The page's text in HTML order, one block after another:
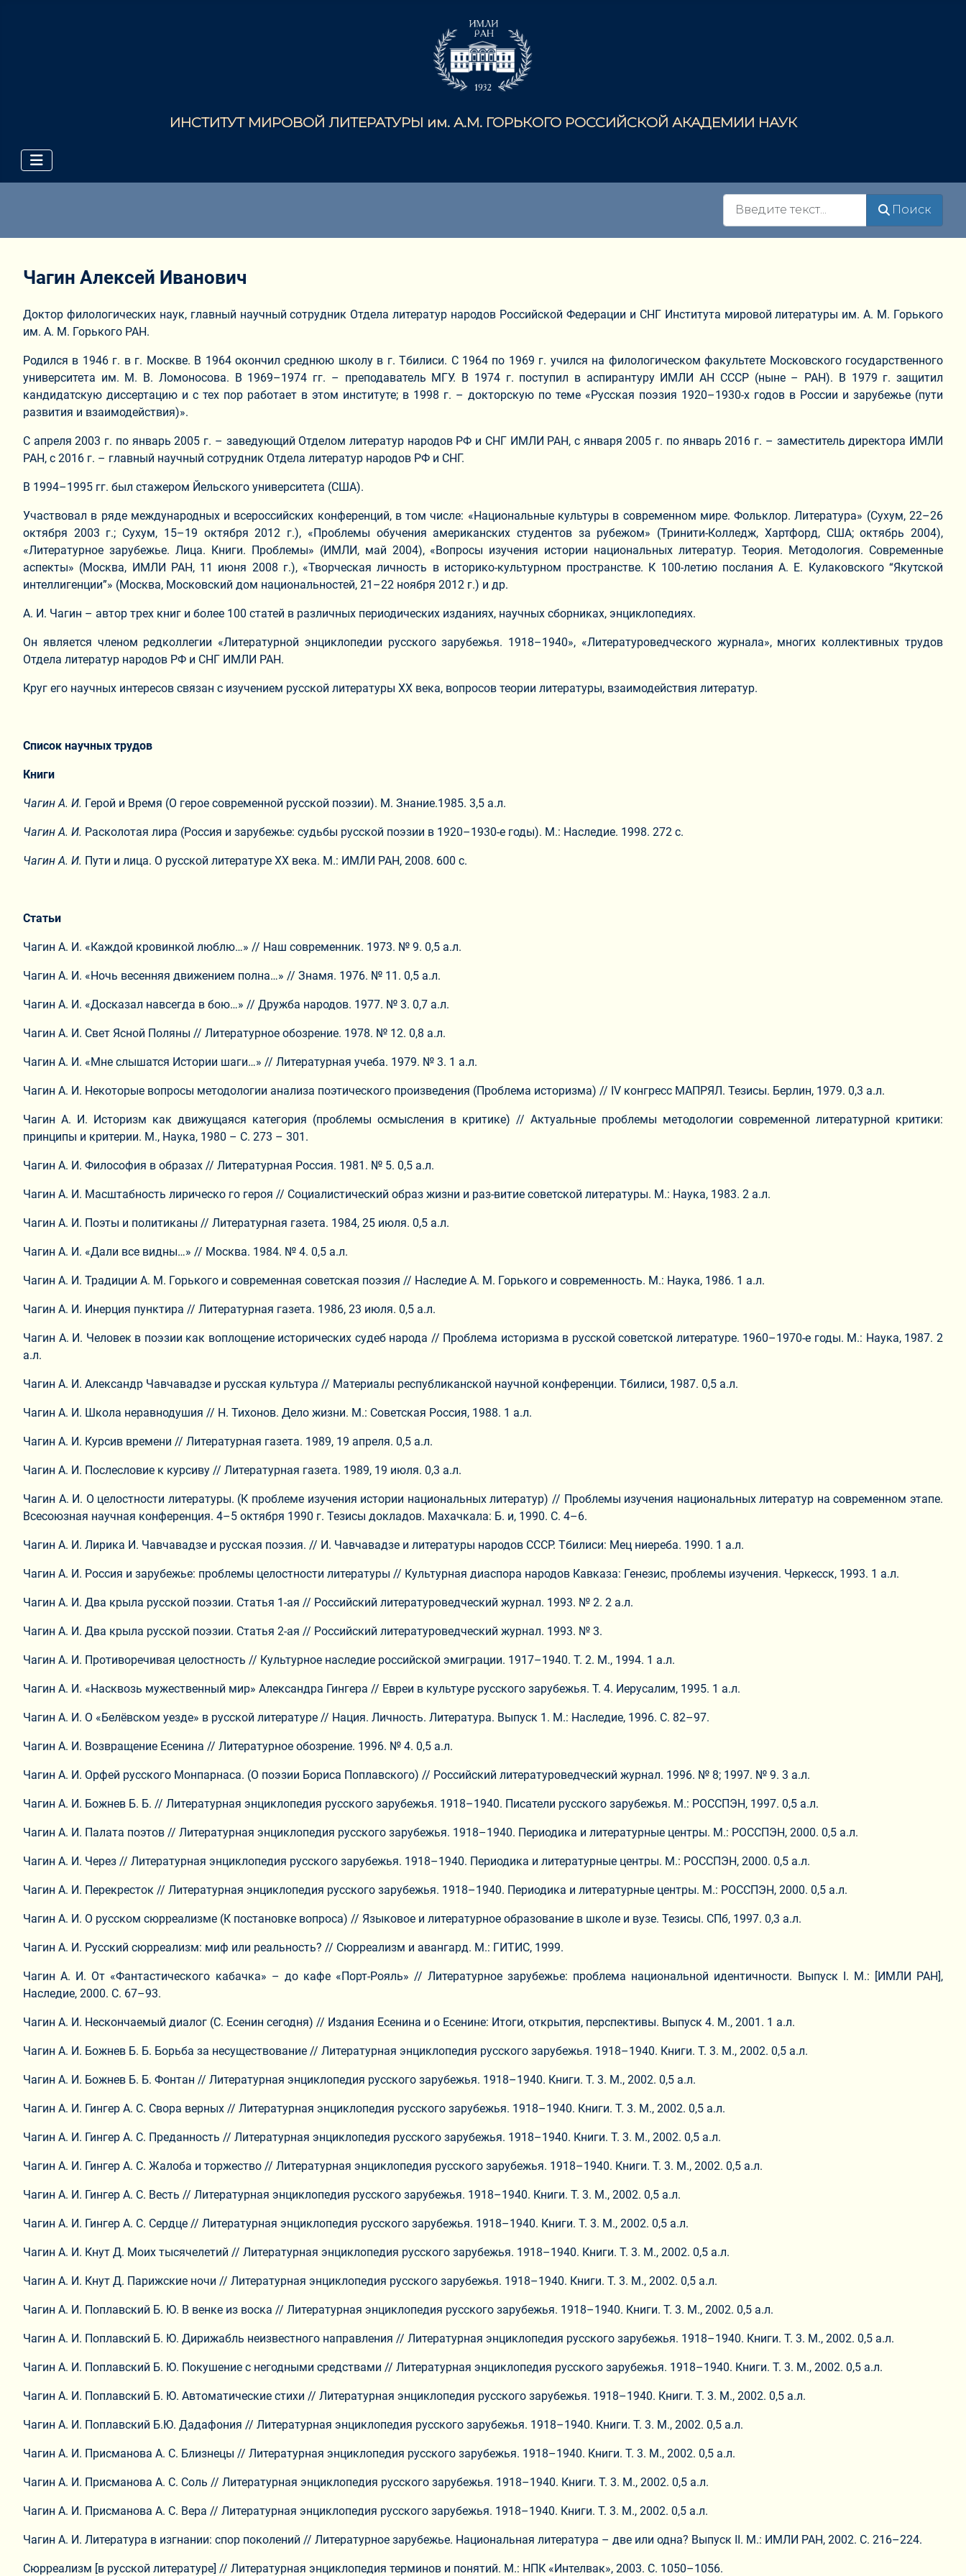
ИНСТИТУТ МИРОВОЙ ЛИТЕРАТУРЫ им. А.М. ГОРЬКОГО РОССИЙСКОЙ АКАДЕМИИ НАУК
Поиск
Чагин Алексей Иванович
Доктор филологических наук, главный научный сотрудник Отдела литератур народов Российской Федерации и СНГ Института мировой литературы им. А. М. Горького
им. А. М. Горького РАН.
Родился в 1946 г. в г. Москве. В 1964 окончил среднюю школу в г. Тбилиси. С 1964 по 1969 г. учился на филологическом факультете Московского государственного
университета им. М. В. Ломоносова. В 1969–1974 гг. – преподаватель МГУ. В 1974 г. поступил в аспирантуру ИМЛИ АН СССР (ныне – РАН). В 1979 г. защитил
кандидатскую диссертацию и с тех пор работает в этом институте; в 1998 г. – докторскую по теме «Русская поэзия 1920–1930-х годов в России и зарубежье (пути
развития и взаимодействия)».
С апреля 2003 г. по январь 2005 г. – заведующий Отделом литератур народов РФ и СНГ ИМЛИ РАН, с января 2005 г. по январь 2016 г. – заместитель директора ИМЛИ
РАН, с 2016 г. – главный научный сотрудник Отдела литератур народов РФ и СНГ.
В 1994–1995 гг. был стажером Йельского университета (США).
Участвовал в ряде международных и всероссийских конференций, в том числе: «Национальные культуры в современном мире. Фольклор. Литература» (Сухум, 22–26
октября 2003 г.; Сухум, 15–19 октября 2012 г.), «Проблемы обучения американских студентов за рубежом» (Тринити-Колледж, Хартфорд, США; октябрь 2004),
«Литературное зарубежье. Лица. Книги. Проблемы» (ИМЛИ, май 2004), «Вопросы изучения истории национальных литератур. Теория. Методология. Современные
аспекты» (Москва, ИМЛИ РАН, 11 июня 2008 г.), «Творческая личность в историко-культурном пространстве. К 100-летию послания А. Е. Кулаковского “Якутской
интеллигенции”» (Москва, Московский дом национальностей, 21–22 ноября 2012 г.) и др.
А. И. Чагин – автор трех книг и более 100 статей в различных периодических изданиях, научных сборниках, энциклопедиях.
Он является членом редколлегии «Литературной энциклопедии русского зарубежья. 1918–1940», «Литературоведческого журнала», многих коллективных трудов
Отдела литератур народов РФ и СНГ ИМЛИ РАН.
Круг его научных интересов связан с изучением русской литературы ХХ века, вопросов теории литературы, взаимодействия литератур.
Список научных трудов
Книги
Чагин А. И. Герой и Время (О герое современной русской поэзии). М. Знание.1985. 3,5 а.л.
Чагин А. И. Расколотая лира (Россия и зарубежье: судьбы русской поэзии в 1920–1930-е годы). М.: Наследие. 1998. 272 с.
Чагин А. И. Пути и лица. О русской литературе ХХ века. М.: ИМЛИ РАН, 2008. 600 с.
Статьи
Чагин А. И. «Каждой кровинкой люблю…» // Наш современник. 1973. № 9. 0,5 а.л.
Чагин А. И. «Ночь весенняя движением полна…» // Знамя. 1976. № 11. 0,5 а.л.
Чагин А. И. «Досказал навсегда в бою…» // Дружба народов. 1977. № 3. 0,7 а.л.
Чагин А. И. Свет Ясной Поляны // Литературное обозрение. 1978. № 12. 0,8 а.л.
Чагин А. И. «Мне слышатся Истории шаги…» // Литературная учеба. 1979. № 3. 1 а.л.
Чагин А. И. Некоторые вопросы методологии анализа поэтического произведения (Проблема историзма) // IV конгресс МАПРЯЛ. Тезисы. Берлин, 1979. 0,3 а.л.
Чагин А. И. Историзм как движущаяся категория (проблемы осмысления в критике) // Актуальные проблемы методологии современной литературной критики:
принципы и критерии. М., Наука, 1980 – С. 273 – 301.
Чагин А. И. Философия в образах // Литературная Россия. 1981. № 5. 0,5 а.л.
Чагин А. И. Масштабность лирическо го героя // Социалистический образ жизни и раз-витие советской литературы. М.: Наука, 1983. 2 а.л.
Чагин А. И. Поэты и политиканы // Литературная газета. 1984, 25 июля. 0,5 а.л.
Чагин А. И. «Дали все видны…» // Москва. 1984. № 4. 0,5 а.л.
Чагин А. И. Традиции А. М. Горького и современная советская поэзия // Наследие А. М. Горького и современность. М.: Наука, 1986. 1 а.л.
Чагин А. И. Инерция пунктира // Литературная газета. 1986, 23 июля. 0,5 а.л.
Чагин А. И. Человек в поэзии как воплощение исторических судеб народа // Проблема историзма в русской советской литературе. 1960–1970-е годы. М.: Наука, 1987. 2
а.л.
Чагин А. И. Александр Чавчавадзе и русская культура // Материалы республиканской научной конференции. Тбилиси, 1987. 0,5 а.л.
Чагин А. И. Школа неравнодушия // Н. Тихонов. Дело жизни. М.: Советская Россия, 1988. 1 а.л.
Чагин А. И. Курсив времени // Литературная газета. 1989, 19 апреля. 0,5 а.л.
Чагин А. И. Послесловие к курсиву // Литературная газета. 1989, 19 июля. 0,3 а.л.
Чагин А. И. О целостности литературы. (К проблеме изучения истории национальных литератур) // Проблемы изучения национальных литератур на современном этапе.
Всесоюзная научная конференция. 4–5 октября 1990 г. Тезисы докладов. Махачкала: Б. и, 1990. С. 4–6.
Чагин А. И. Лирика И. Чавчавадзе и русская поэзия. // И. Чавчавадзе и литературы народов СССР. Тбилиси: Мец ниереба. 1990. 1 а.л.
Чагин А. И. Россия и зарубежье: проблемы целостности литературы // Культурная диаспора народов Кавказа: Генезис, проблемы изучения. Черкесск, 1993. 1 а.л.
Чагин А. И. Два крыла русской поэзии. Статья 1-ая // Российский литературоведческий журнал. 1993. № 2. 2 а.л.
Чагин А. И. Два крыла русской поэзии. Статья 2-ая // Российский литературоведческий журнал. 1993. № 3.
Чагин А. И. Противоречивая целостность // Культурное наследие российской эмиграции. 1917–1940. Т. 2. М., 1994. 1 а.л.
Чагин А. И. «Насквозь мужественный мир» Александра Гингера // Евреи в культуре русского зарубежья. Т. 4. Иерусалим, 1995. 1 а.л.
Чагин А. И. О «Белёвском уезде» в русской литературе // Нация. Личность. Литература. Выпуск 1. М.: Наследие, 1996. С. 82–97.
Чагин А. И. Возвращение Есенина // Литературное обозрение. 1996. № 4. 0,5 а.л.
Чагин А. И. Орфей русского Монпарнаса. (О поэзии Бориса Поплавского) // Российский литературоведческий журнал. 1996. № 8; 1997. № 9. 3 а.л.
Чагин А. И. Божнев Б. Б. // Литературная энциклопедия русского зарубежья. 1918–1940. Писатели русского зарубежья. М.: РОССПЭН, 1997. 0,5 а.л.
Чагин А. И. Палата поэтов // Литературная энциклопедия русского зарубежья. 1918–1940. Периодика и литературные центры. М.: РОССПЭН, 2000. 0,5 а.л.
Чагин А. И. Через // Литературная энциклопедия русского зарубежья. 1918–1940. Периодика и литературные центры. М.: РОССПЭН, 2000. 0,5 а.л.
Чагин А. И. Перекресток // Литературная энциклопедия русского зарубежья. 1918–1940. Периодика и литературные центры. М.: РОССПЭН, 2000. 0,5 а.л.
Чагин А. И. О русском сюрреализме (К постановке вопроса) // Языковое и литературное образование в школе и вузе. Тезисы. СПб, 1997. 0,3 а.л.
Чагин А. И. Русский сюрреализм: миф или реальность? // Сюрреализм и авангард. М.: ГИТИС, 1999.
Чагин А. И. От «Фантастического кабачка» – до кафе «Порт-Рояль» // Литературное зарубежье: проблема национальной идентичности. Выпуск I. М.: [ИМЛИ РАН],
Наследие, 2000. С. 67–93.
Чагин А. И. Нескончаемый диалог (С. Есенин сегодня) // Издания Есенина и о Есенине: Итоги, открытия, перспективы. Выпуск 4. М., 2001. 1 а.л.
Чагин А. И. Божнев Б. Б. Борьба за несуществование // Литературная энциклопедия русского зарубежья. 1918–1940. Книги. Т. 3. М., 2002. 0,5 а.л.
Чагин А. И. Божнев Б. Б. Фонтан // Литературная энциклопедия русского зарубежья. 1918–1940. Книги. Т. 3. М., 2002. 0,5 а.л.
Чагин А. И. Гингер А. С. Свора верных // Литературная энциклопедия русского зарубежья. 1918–1940. Книги. Т. 3. М., 2002. 0,5 а.л.
Чагин А. И. Гингер А. С. Преданность // Литературная энциклопедия русского зарубежья. 1918–1940. Книги. Т. 3. М., 2002. 0,5 а.л.
Чагин А. И. Гингер А. С. Жалоба и торжество // Литературная энциклопедия русского зарубежья. 1918–1940. Книги. Т. 3. М., 2002. 0,5 а.л.
Чагин А. И. Гингер А. С. Весть // Литературная энциклопедия русского зарубежья. 1918–1940. Книги. Т. 3. М., 2002. 0,5 а.л.
Чагин А. И. Гингер А. С. Сердце // Литературная энциклопедия русского зарубежья. 1918–1940. Книги. Т. 3. М., 2002. 0,5 а.л.
Чагин А. И. Кнут Д. Моих тысячелетий // Литературная энциклопедия русского зарубежья. 1918–1940. Книги. Т. 3. М., 2002. 0,5 а.л.
Чагин А. И. Кнут Д. Парижские ночи // Литературная энциклопедия русского зарубежья. 1918–1940. Книги. Т. 3. М., 2002. 0,5 а.л.
Чагин А. И. Поплавский Б. Ю. В венке из воска // Литературная энциклопедия русского зарубежья. 1918–1940. Книги. Т. 3. М., 2002. 0,5 а.л.
Чагин А. И. Поплавский Б. Ю. Дирижабль неизвестного направления // Литературная энциклопедия русского зарубежья. 1918–1940. Книги. Т. 3. М., 2002. 0,5 а.л.
Чагин А. И. Поплавский Б. Ю. Покушение с негодными средствами // Литературная энциклопедия русского зарубежья. 1918–1940. Книги. Т. 3. М., 2002. 0,5 а.л.
Чагин А. И. Поплавский Б. Ю. Автоматические стихи // Литературная энциклопедия русского зарубежья. 1918–1940. Книги. Т. 3. М., 2002. 0,5 а.л.
Чагин А. И. Поплавский Б.Ю. Дадафония // Литературная энциклопедия русского зарубежья. 1918–1940. Книги. Т. 3. М., 2002. 0,5 а.л.
Чагин А. И. Присманова А. С. Близнецы // Литературная энциклопедия русского зарубежья. 1918–1940. Книги. Т. 3. М., 2002. 0,5 а.л.
Чагин А. И. Присманова А. С. Соль // Литературная энциклопедия русского зарубежья. 1918–1940. Книги. Т. 3. М., 2002. 0,5 а.л.
Чагин А. И. Присманова А. С. Вера // Литературная энциклопедия русского зарубежья. 1918–1940. Книги. Т. 3. М., 2002. 0,5 а.л.
Чагин А. И. Литература в изгнании: спор поколений // Литературное зарубежье. Национальная литература – две или одна? Выпуск II. М.: ИМЛИ РАН, 2002. С. 216–224.
Сюрреализм [в русской литературе] // Литературная энциклопедия терминов и понятий. М.: НПК «Интелвак», 2003. С. 1050–1056.